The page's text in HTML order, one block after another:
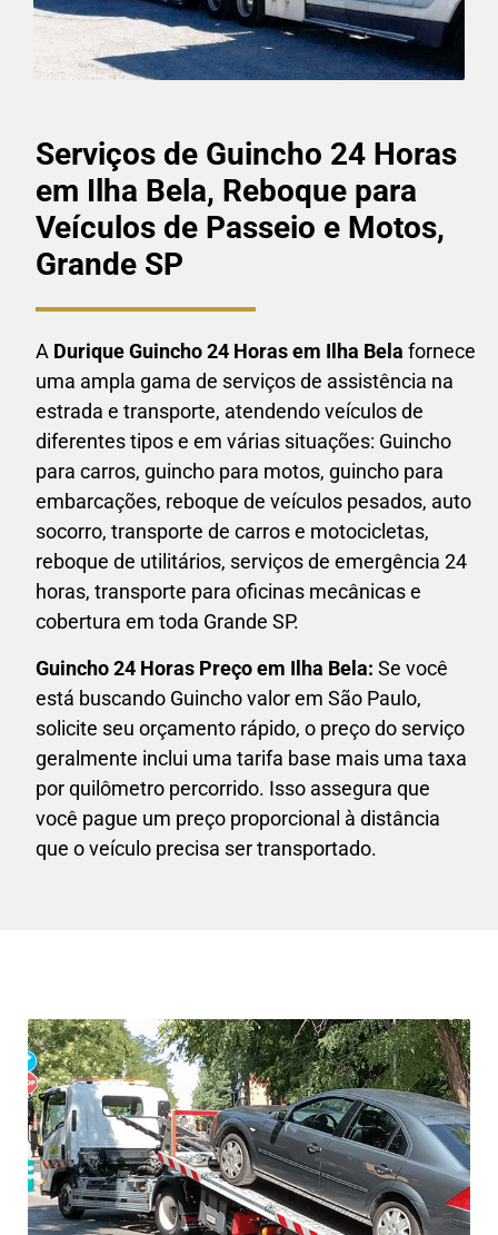
Serviços de Guincho 24 Horas
em Ilha Bela, Reboque para
Veículos de Passeio e Motos,
Grande SP
A Durique Guincho 24 Horas em Ilha Bela fornece
uma ampla gama de serviços de assistência na
estrada e transporte, atendendo veículos de
diferentes tipos e em várias situações: Guincho
para carros, guincho para motos, guincho para
embarcações, reboque de veículos pesados, auto
socorro, transporte de carros e motocicletas,
reboque de utilitários, serviços de emergência 24
horas, transporte para oficinas mecânicas e
cobertura em toda Grande SP.
Guincho 24 Horas Preço em Ilha Bela: Se você
está buscando Guincho valor em São Paulo,
solicite seu orçamento rápido, o preço do serviço
geralmente inclui uma tarifa base mais uma taxa
por quilômetro percorrido. Isso assegura que
você pague um preço proporcional à distância
que o veículo precisa ser transportado.